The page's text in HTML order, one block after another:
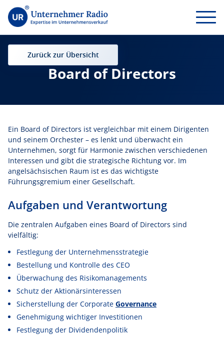
Zurück zur Übersicht
Board of Directors
Ein Board of Directors ist vergleichbar mit einem Dirigenten
und seinem Orchester – es lenkt und überwacht ein
Unternehmen, sorgt für Harmonie zwischen verschiedenen
Interessen und gibt die strategische Richtung vor. Im
angelsächsischen Raum ist es das wichtigste
Führungsgremium einer Gesellschaft.
Aufgaben und Verantwortung
Die zentralen Aufgaben eines Board of Directors sind
vielfältig:
Festlegung der Unternehmensstrategie
Bestellung und Kontrolle des CEO
Überwachung des Risikomanagements
Schutz der Aktionärsinteressen
Sicherstellung der Corporate Governance
Genehmigung wichtiger Investitionen
Festlegung der Dividendenpolitik